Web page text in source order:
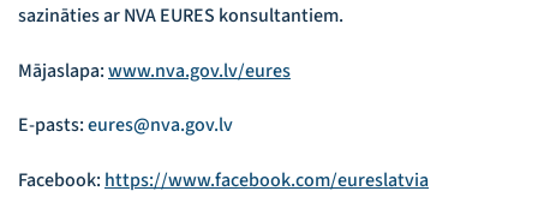
sazināties ar NVA EURES konsultantiem.
Mājaslapa:www.nva.gov.lv/eures
E-pasts:eures@nva.gov.lv
Facebook: https://www.facebook.com/eureslatvia